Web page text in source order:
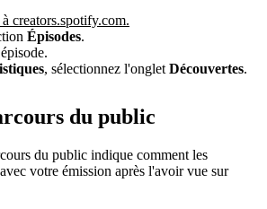
creators.spotify.com.
Épisodes.
, sélectionnez l'onglet Découvertes.
du public
du public indique comment les
votre émission après l'avoir vue sur